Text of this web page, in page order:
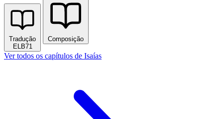
Tradução
ELB71
Composição
Ver todos os capítulos de Isaías